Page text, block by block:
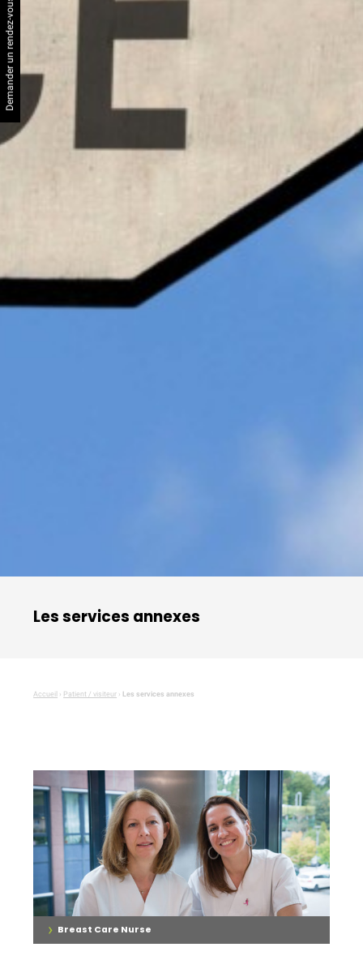
Les services annexes
Accueil › Patient / visiteur › Les services annexes
› Breast Care Nurse
Demander un rendez-vous